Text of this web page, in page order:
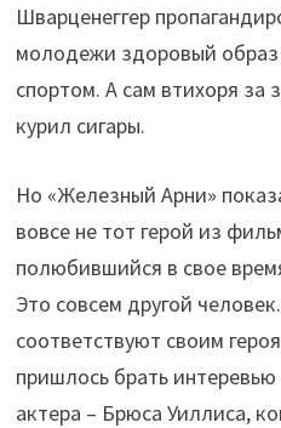
Шварценеггер
молодежи здоровый
спортом. А сам втихоря
курил сигары.
Но «Железный Арни»
вовсе не тот герой из
полюбившийся в свое
Это совсем другой
соответствуют своим
пришлось брать интеревью
актера – Брюса Уиллиса,